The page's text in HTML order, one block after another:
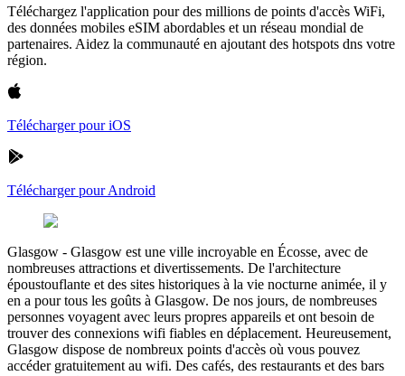
Téléchargez l'application pour des millions de points d'accès WiFi,
des données mobiles eSIM abordables et un réseau mondial de
partenaires. Aidez la communauté en ajoutant des hotspots dns votre
région.
Télécharger pour iOS
Télécharger pour Android
Glasgow - Glasgow est une ville incroyable en Écosse, avec de
nombreuses attractions et divertissements. De l'architecture
époustouflante et des sites historiques à la vie nocturne animée, il y
en a pour tous les goûts à Glasgow. De nos jours, de nombreuses
personnes voyagent avec leurs propres appareils et ont besoin de
trouver des connexions wifi fiables en déplacement. Heureusement,
Glasgow dispose de nombreux points d'accès où vous pouvez
accéder gratuitement au wifi. Des cafés, des restaurants et des bars